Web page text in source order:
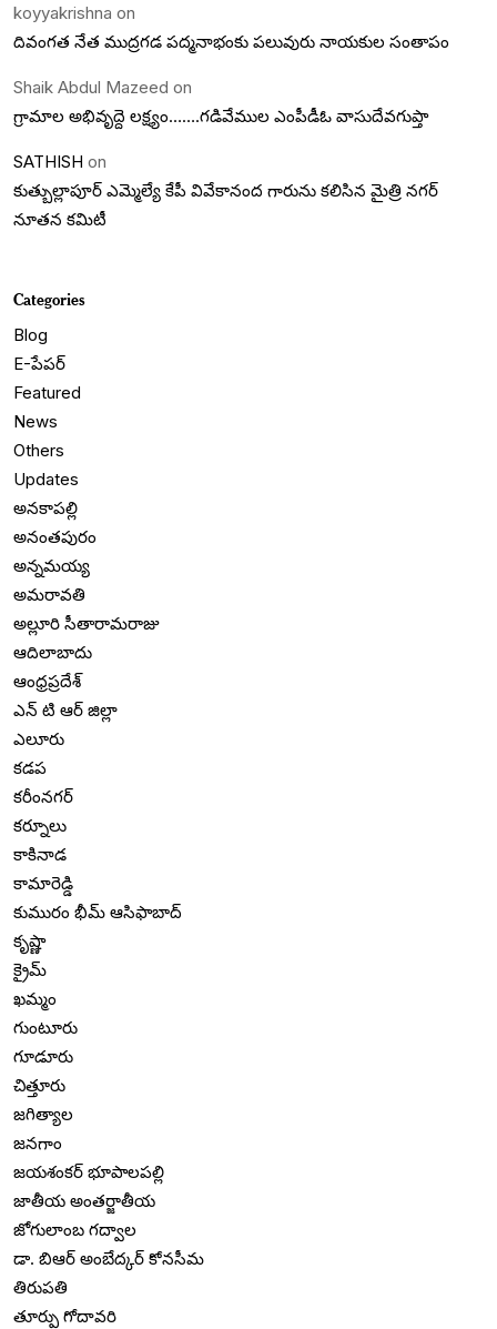
koyyakrishna on
దివంగత నేత ముద్రగడ పద్మనాభంకు పలువురు నాయకుల సంతాపం
Shaik Abdul Mazeed on
గ్రామాల అభివృద్దె లక్ష్యం…….గడివేముల ఎంపీడీఓ వాసుదేవగుప్తా
SATHISH on
కుత్బుల్లాపూర్ ఎమ్మెల్యే కేపీ వివేకానంద గారును కలిసిన మైత్రి నగర్
నూతన కమిటీ
Categories
Blog
E-పేపర్
Featured
News
Others
Updates
అనకాపల్లి
అనంతపురం
అన్నమయ్య
అమరావతి
అల్లూరి సీతారామరాజు
ఆదిలాబాదు
ఆంధ్రప్రదేశ్
ఎన్ టి ఆర్ జిల్లా
ఎలూరు
కడప
కరీంనగర్
కర్నూలు
కాకినాడ
కామారెడ్డి
కుమురం భీమ్ ఆసిఫాబాద్
కృష్ణా
క్రైమ్
ఖమ్మం
గుంటూరు
గూడూరు
చిత్తూరు
జగిత్యాల
జనగాం
జయశంకర్ భూపాలపల్లి
జాతీయ అంతర్జాతీయ
జోగులాంబ గద్వాల
డా. బిఆర్ అంబేద్కర్ కోనసీమ
తిరుపతి
తూర్పు గోదావరి